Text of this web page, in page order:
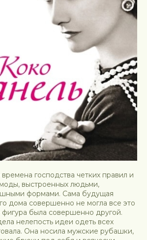
господства четких правил и
выстроенных людьми,
формами. Сама будущая
дома совершенно не могла все это
фигура была совершенно другой.
нелепость идеи одеть всех
Она носила мужские рубашки,